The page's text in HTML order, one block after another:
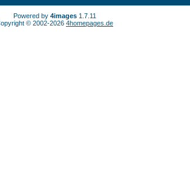
Powered by 4images1.7.11
© 2002-2026 4homepages.de